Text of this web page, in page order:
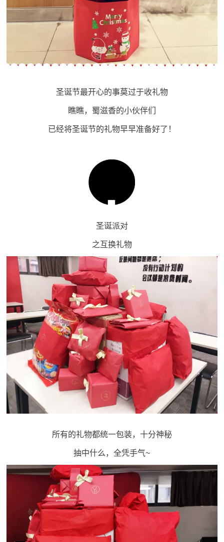
圣诞节最开心的事莫过于收礼物
瞧瞧，蜀滋香的小伙伴们
已经将圣诞节的礼物早早准备好了！
圣诞派对
之互换礼物
所有的礼物都统一包装，十分神秘
抽中什么，全凭手气~